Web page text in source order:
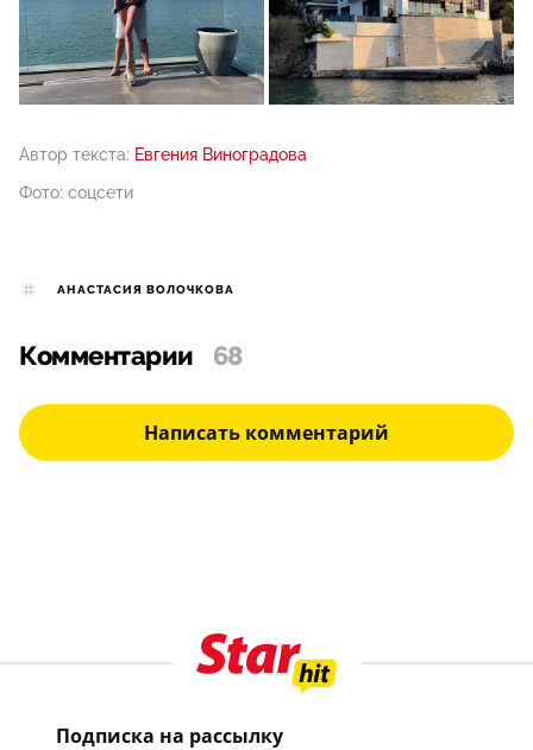
Автор текста: Евгения Виноградова
Фото: соцсети
АНАСТАСИЯ ВОЛОЧКОВА
Комментарии 68
Написать комментарий
Подписка на рассылку